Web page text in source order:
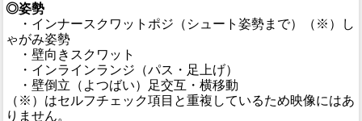
◎姿勢
・インナースクワットポジ（シュート姿勢まで）（※）し
ゃがみ姿勢
・壁向きスクワット
・インラインランジ（パス・足上げ）
・壁倒立（よつばい）足交互・横移動
（※）はセルフチェック項目と重複しているため映像にはあ
りません。